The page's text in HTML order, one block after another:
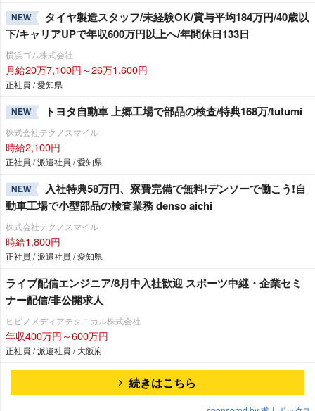
NEW
タイヤ製造スタッフ/未経験OK/賞与平均184万円/40歳以
下/キャリアUPで年収600万円以上へ/年間休日133日
横浜ゴム株式会社
月給20万7,100円～26万1,600円
正社員 / 愛知県
NEW トヨタ自動車 上郷工場で部品の検査/特典168万/tutumi
株式会社テクノスマイル
時給2,100円
正社員 / 派遣社員 / 愛知県
NEW
入社特典58万円、寮費完備で無料!デンソーで働こう!自
動車工場で小型部品の検査業務 denso aichi
株式会社テクノスマイル
時給1,800円
正社員 / 派遣社員 / 愛知県
ライブ配信エンジニア/8月中入社歓迎 スポーツ中継・企業セミ
ナー配信/非公開求人
ヒビノメディアテクニカル株式会社
年収400万円～600万円
正社員 / 派遣社員 / 大阪府
続きはこちら